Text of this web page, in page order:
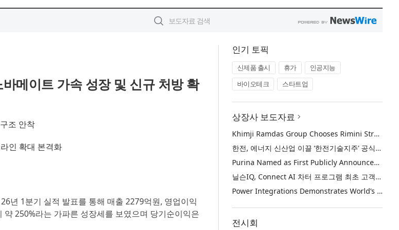
메이트 가속 성장 및 신규 처방 확
조 안착
인 확대 본격화
년 1분기 실적 발표를 통해 매출 2279억원, 영업이익
250%라는 가파른 성장세를 보였으며 당기순이익은
인기 토픽
신제품 출시 휴가
인공지능
바이오테크
스타트업
상장사 보도자료
Khimji Ramdas Group Chooses Rimini Street to Reduce SAP Support Costs, Protect 700+ Customizations and Reinvest Savings in Innovation
한전, 에너지 신산업 이끌 ‘한전기술지주’ 공식 출범
Purina Named as First Publicly Announced NIQ ConnectAI Charter Client
닐슨IQ, Connect AI 차터 프로그램 최초 고객사 ‘퓨리나’ 선정
Power Integrations Demonstrates World’s First 2200 V GaN Technology for Next-Era High-Voltage Power Systems
전시회